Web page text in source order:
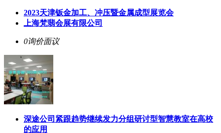
2023天津钣金加工、冲压暨金属成型展览会
上海梵翡会展有限公司
0询价面议
深途公司紧跟趋势继续发力分组研讨型智慧教室在高校
的应用